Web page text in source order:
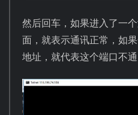
然后回车，如果进入了一
面，就表示通讯正常，如
地址，就代表这个端口不通